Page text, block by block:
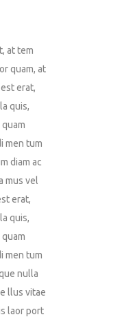
at tem
quam, at
erat,
quis,
men tum
diam ac
mus vel
erat,
quis,
men tum
nulla
llus vitae
laor port